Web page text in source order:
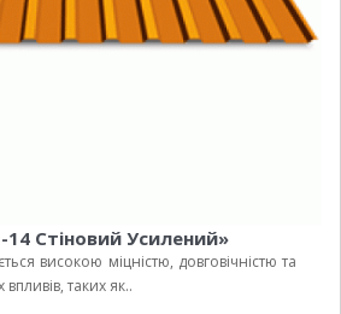
Стіновий Усилений»
високою міцністю, довговічністю та
впливів, таких як..